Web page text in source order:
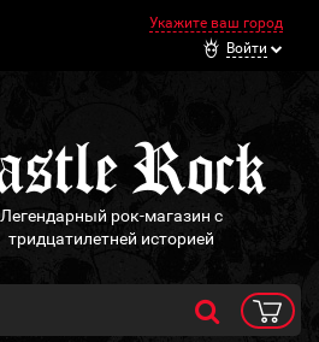
Укажите ваш город
Войти
Легендарный рок-магазин с
тридцатилетней историей